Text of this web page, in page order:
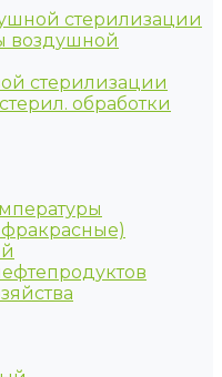
стерилизации
воздушной
стерилизации
обработки